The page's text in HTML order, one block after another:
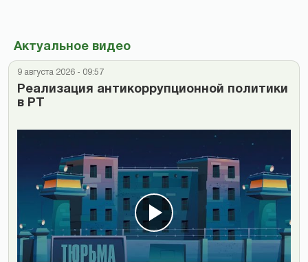
Актуальное видео
9 августа 2026 - 09:57
Реализация антикоррупционной политики
в РТ